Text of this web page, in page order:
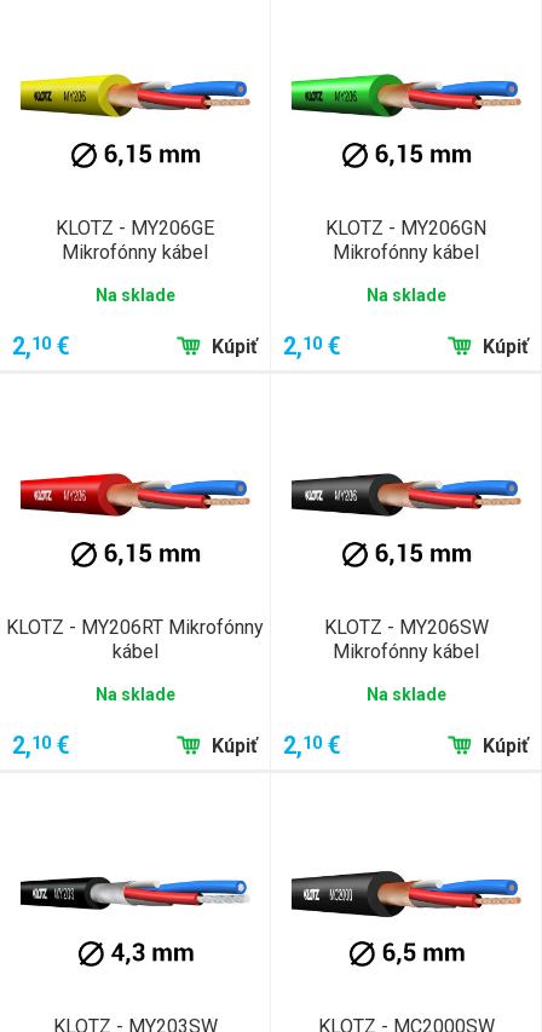
KLOTZ - MY206GE
Mikrofónny kábel
Na sklade
2,10 € Kúpiť
KLOTZ - MY206GN
Mikrofónny kábel
Na sklade
2,10 € Kúpiť
KLOTZ - MY206RT Mikrofónny
kábel
Na sklade
2,10 € Kúpiť
KLOTZ - MY206SW
Mikrofónny kábel
Na sklade
2,10 € Kúpiť
KLOTZ - MY203SW KLOTZ - MC2000SW